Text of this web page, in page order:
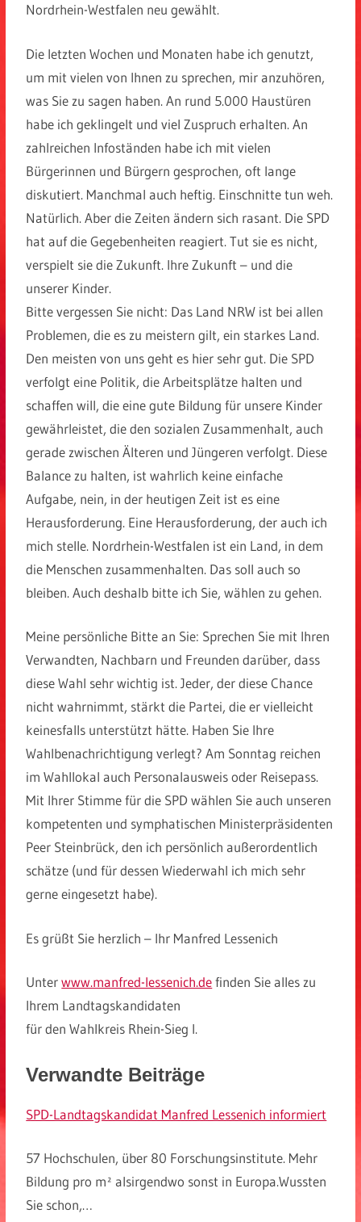
Nordrhein-Westfalen neu gewählt.
Die letzten Wochen und Monaten habe ich genutzt,
um mit vielen von Ihnen zu sprechen, mir anzuhören,
was Sie zu sagen haben. An rund 5.000 Haustüren
habe ich geklingelt und viel Zuspruch erhalten. An
zahlreichen Infoständen habe ich mit vielen
Bürgerinnen und Bürgern gesprochen, oft lange
diskutiert. Manchmal auch heftig. Einschnitte tun weh.
Natürlich. Aber die Zeiten ändern sich rasant. Die SPD
hat auf die Gegebenheiten reagiert. Tut sie es nicht,
verspielt sie die Zukunft. Ihre Zukunft – und die
unserer Kinder.
Bitte vergessen Sie nicht: Das Land NRW ist bei allen
Problemen, die es zu meistern gilt, ein starkes Land.
Den meisten von uns geht es hier sehr gut. Die SPD
verfolgt eine Politik, die Arbeitsplätze halten und
schaffen will, die eine gute Bildung für unsere Kinder
gewährleistet, die den sozialen Zusammenhalt, auch
gerade zwischen Älteren und Jüngeren verfolgt. Diese
Balance zu halten, ist wahrlich keine einfache
Aufgabe, nein, in der heutigen Zeit ist es eine
Herausforderung. Eine Herausforderung, der auch ich
mich stelle. Nordrhein-Westfalen ist ein Land, in dem
die Menschen zusammenhalten. Das soll auch so
bleiben. Auch deshalb bitte ich Sie, wählen zu gehen.
Meine persönliche Bitte an Sie: Sprechen Sie mit Ihren
Verwandten, Nachbarn und Freunden darüber, dass
diese Wahl sehr wichtig ist. Jeder, der diese Chance
nicht wahrnimmt, stärkt die Partei, die er vielleicht
keinesfalls unterstützt hätte. Haben Sie Ihre
Wahlbenachrichtigung verlegt? Am Sonntag reichen
im Wahllokal auch Personalausweis oder Reisepass.
Mit Ihrer Stimme für die SPD wählen Sie auch unseren
kompetenten und symphatischen Ministerpräsidenten
Peer Steinbrück, den ich persönlich außerordentlich
schätze (und für dessen Wiederwahl ich mich sehr
gerne eingesetzt habe).
Es grüßt Sie herzlich – Ihr Manfred Lessenich
Unterwww.manfred-lessenich.definden Sie alles zu
Ihrem Landtagskandidaten
für den Wahlkreis Rhein-Sieg I.
Verwandte Beiträge
SPD-Landtagskandidat Manfred Lessenich informiert
57 Hochschulen, über 80 Forschungsinstitute. Mehr
Bildung pro m² alsirgendwo sonst in Europa.Wussten
Sie schon,…